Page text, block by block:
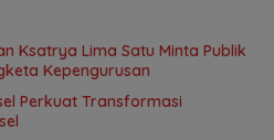
Ksatrya Lima Satu Minta Publik
Kepengurusan
Perkuat Transformasi